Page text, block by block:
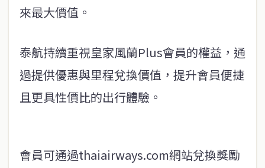
來最大價值。
泰航持續重視皇家風蘭Plus會員的權益，通
過提供優惠與里程兌換價值，提升會員便捷
且更具性價比的出行體驗。
會員可通過thaiairways.com網站兌換獎勵